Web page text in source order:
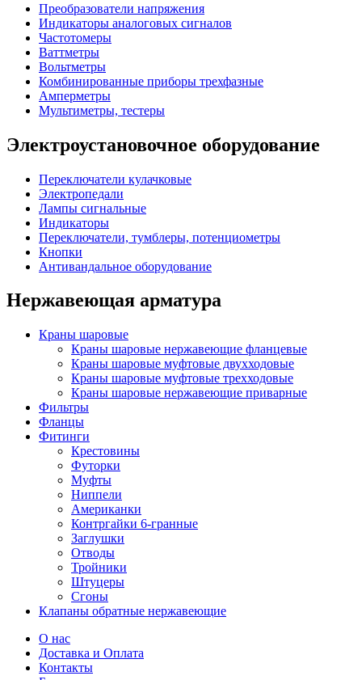
Преобразователи напряжения
Индикаторы аналоговых сигналов
Частотомеры
Ваттметры
Вольтметры
Комбинированные приборы трехфазные
Амперметры
Мультиметры, тестеры
Электроустановочное оборудование
Переключатели кулачковые
Электропедали
Лампы сигнальные
Индикаторы
Переключатели, тумблеры, потенциометры
Кнопки
Антивандальное оборудование
Нержавеющая арматура
Краны шаровые
Краны шаровые нержавеющие фланцевые
Краны шаровые муфтовые двухходовые
Краны шаровые муфтовые трехходовые
Краны шаровые нержавеющие приварные
Фильтры
Фланцы
Фитинги
Крестовины
Футорки
Муфты
Ниппели
Американки
Контргайки 6-гранные
Заглушки
Отводы
Тройники
Штуцеры
Сгоны
Клапаны обратные нержавеющие
О нас
Доставка и Оплата
Контакты